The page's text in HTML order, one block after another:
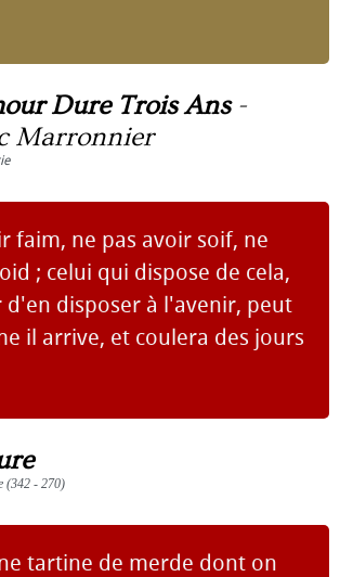
Dure Trois Ans-
Marronnier
faim, ne pas avoir soif, ne
; celui qui dispose de cela,
d'en disposer à l'avenir, peut
il arrive, et coulera des jours
(342 - 270)
tartine de merde dont on